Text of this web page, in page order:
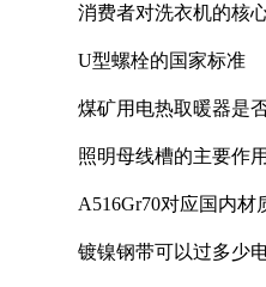
消费者对洗衣机的核
U型螺栓的国家标准
煤矿用电热取暖器是
照明母线槽的主要作
A516Gr70对应国内
镀镍钢带可以过多少